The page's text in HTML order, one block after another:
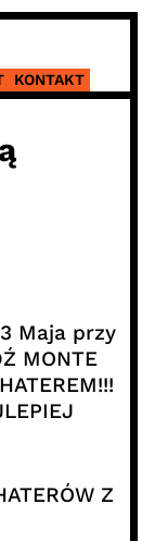
KONTAKT
Maja przy
MONTE
Z